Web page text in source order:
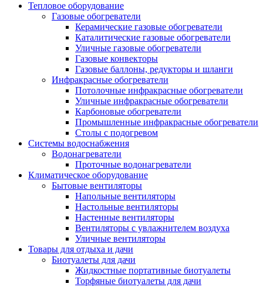
Тепловое оборудование
Газовые обогреватели
Керамические газовые обогреватели
Каталитические газовые обогреватели
Уличные газовые обогреватели
Газовые конвекторы
Газовые баллоны, редукторы и шланги
Инфракрасные обогреватели
Потолочные инфракрасные обогреватели
Уличные инфракрасные обогреватели
Карбоновые обогреватели
Промышленные инфракрасные обогреватели
Столы с подогревом
Системы водоснабжения
Водонагреватели
Проточные водонагреватели
Климатическое оборудование
Бытовые вентиляторы
Напольные вентиляторы
Настольные вентиляторы
Настенные вентиляторы
Вентиляторы с увлажнителем воздуха
Уличные вентиляторы
Товары для отдыха и дачи
Биотуалеты для дачи
Жидкостные портативные биотуалеты
Торфяные биотуалеты для дачи